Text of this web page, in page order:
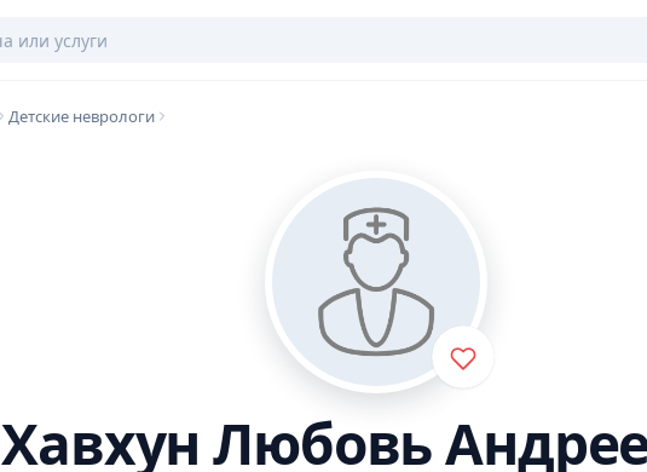
Детские неврологи
Хавхун Любовь